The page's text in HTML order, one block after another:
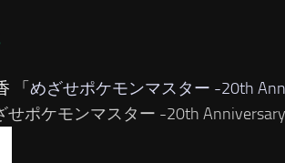
「 めざせポケモンマスター -20th
せポケモンマスター -20th